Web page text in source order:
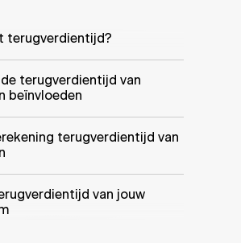
terugverdientijd?
terugverdientijd van
beïnvloeden
terugverdientijd van
van jouw